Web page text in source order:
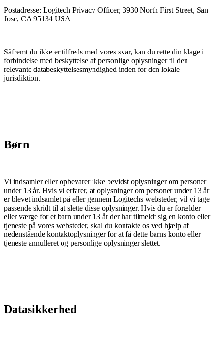
Postadresse: Logitech Privacy Officer, 3930 North First Street, San
Jose, CA 95134 USA
Såfremt du ikke er tilfreds med vores svar, kan du rette din klage i
forbindelse med beskyttelse af personlige oplysninger til den
relevante databeskyttelsesmyndighed inden for den lokale
jurisdiktion.
Børn
Vi indsamler eller opbevarer ikke bevidst oplysninger om personer
under 13 år. Hvis vi erfarer, at oplysninger om personer under 13 år
er blevet indsamlet på eller gennem Logitechs websteder, vil vi tage
passende skridt til at slette disse oplysninger. Hvis du er forælder
eller værge for et barn under 13 år der har tilmeldt sig en konto eller
tjeneste på vores websteder, skal du kontakte os ved hjælp af
nedenstående kontaktoplysninger for at få dette barns konto eller
tjeneste annulleret og personlige oplysninger slettet.
Datasikkerhed